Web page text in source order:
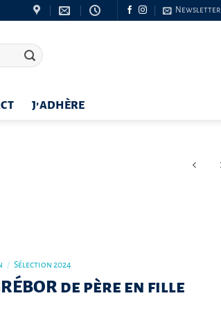
Newsletter
J’ADHÈRE
/ Sélection 2024
de père en fille